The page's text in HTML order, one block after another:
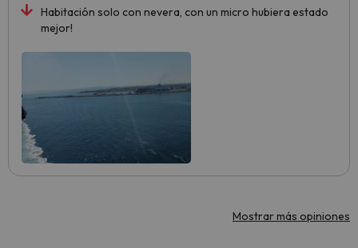
Habitación solo con nevera, con un micro hubiera estado
mejor!
Mostrar más opiniones